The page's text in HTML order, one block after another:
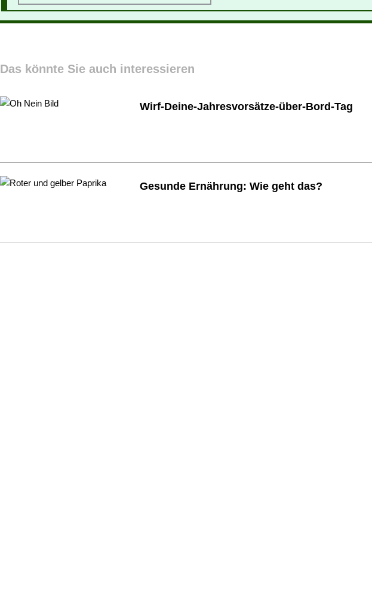
Das könnte Sie auch interessieren
Wirf-Deine-Jahresvorsätze-über-Bord-Tag
Gesunde Ernährung: Wie geht das?